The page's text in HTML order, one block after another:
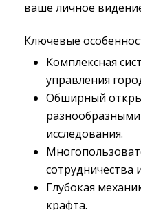
ваше личное
Ключевые
Комплексная
управления
Обширный
исследования.
сотрудничества
Глубокая
крафта.